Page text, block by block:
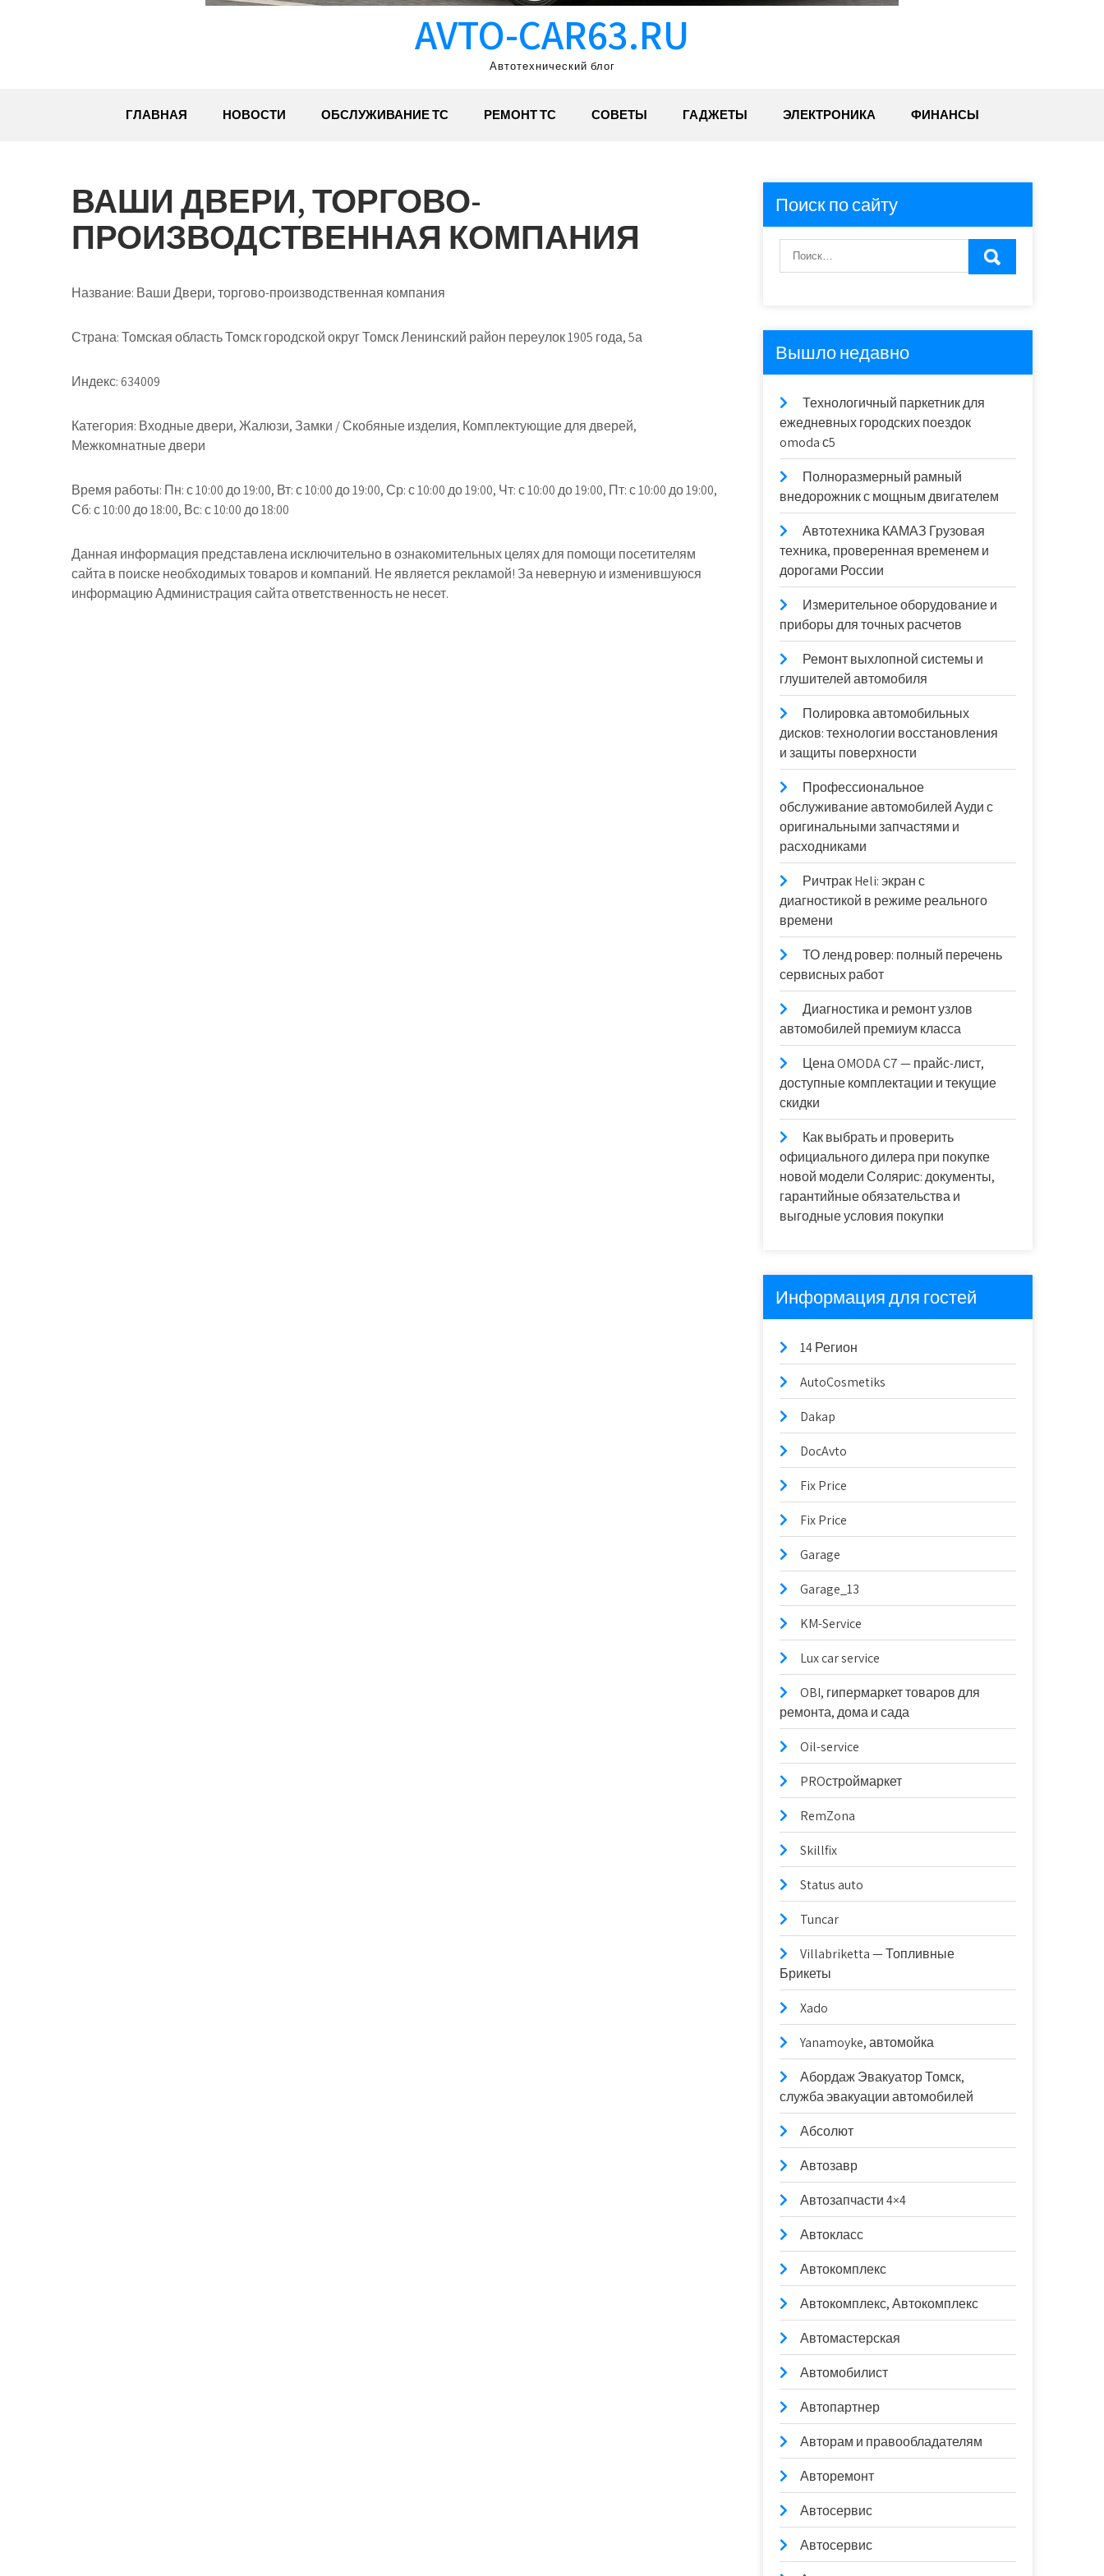
AVTO-CAR63.RU
Автотехнический блог
ГЛАВНАЯ НОВОСТИ ОБСЛУЖИВАНИЕ ТС РЕМОНТ ТС СОВЕТЫ ГАДЖЕТЫ ЭЛЕКТРОНИКА ФИНАНСЫ
ВАШИ ДВЕРИ, ТОРГОВО-
ПРОИЗВОДСТВЕННАЯ КОМПАНИЯ
Название: Ваши Двери, торгово-производственная компания
Страна:Томская область Томск городской округ Томск Ленинский район переулок 1905 года, 5а
Индекс:634009
Категория: Входные двери, Жалюзи, Замки / Скобяные изделия, Комплектующие для дверей,
Межкомнатные двери
Время работы: Пн: с 10:00 до 19:00, Вт: с 10:00 до 19:00, Ср: с 10:00 до 19:00, Чт: с 10:00 до 19:00, Пт: с 10:00 до 19:00,
Сб: с 10:00 до 18:00, Вс: с 10:00 до 18:00
Данная информация представлена исключительно в ознакомительных целях для помощи посетителям
сайта в поиске необходимых товаров и компаний. Не является рекламой! За неверную и изменившуюся
информацию Администрация сайта ответственность не несет.
Поиск по сайту
Вышло недавно
Технологичный паркетник для
ежедневных городских поездок
omoda с5
Полноразмерный рамный
внедорожник с мощным двигателем
Автотехника КАМАЗ Грузовая
техника, проверенная временем и
дорогами России
Измерительное оборудование и
приборы для точных расчетов
Ремонт выхлопной системы и
глушителей автомобиля
Полировка автомобильных
дисков: технологии восстановления
и защиты поверхности
Профессиональное
обслуживание автомобилей Ауди с
оригинальными запчастями и
расходниками
Ричтрак Heli: экран с
диагностикой в режиме реального
времени
ТО ленд ровер: полный перечень
сервисных работ
Диагностика и ремонт узлов
автомобилей премиум класса
Цена OMODA C7 — прайс-лист,
доступные комплектации и текущие
скидки
Как выбрать и проверить
официального дилера при покупке
новой модели Солярис: документы,
гарантийные обязательства и
выгодные условия покупки
Информация для гостей
14 Регион
AutoCosmetiks
Dakap
DocAvto
Fix Price
Fix Price
Garage
Garage_13
KM-Service
Lux car service
OBI, гипермаркет товаров для
ремонта, дома и сада
Oil-service
PROстроймаркет
RemZona
Skillfix
Status auto
Tuncar
Villabriketta — Топливные
Брикеты
Xado
Yanamoyke, автомойка
Абордаж Эвакуатор Томск,
служба эвакуации автомобилей
Абсолют
Автозавр
Автозапчасти 4×4
Автокласс
Автокомплекс
Автокомплекс, Автокомплекс
Автомастерская
Автомобилист
Автопартнер
Авторам и правообладателям
Авторемонт
Автосервис
Автосервис